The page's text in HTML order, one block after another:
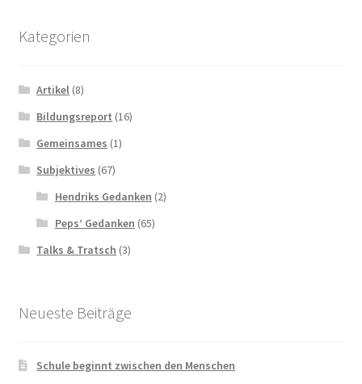
Kategorien
Artikel (8)
Bildungsreport (16)
Gemeinsames (1)
Subjektives (67)
Hendriks Gedanken (2)
Peps’ Gedanken (65)
Talks & Tratsch (3)
Neueste Beiträge
Schule beginnt zwischen den Menschen